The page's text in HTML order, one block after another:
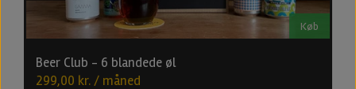
Køb
Beer Club - 6 blandede øl
299,00 kr. / måned